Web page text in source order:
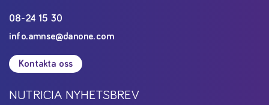
08-24 15 30
info.amnse@danone.com
Kontakta oss
NUTRICIA NYHETSBREV